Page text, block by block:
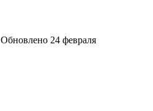
Обновлено 24 февраля